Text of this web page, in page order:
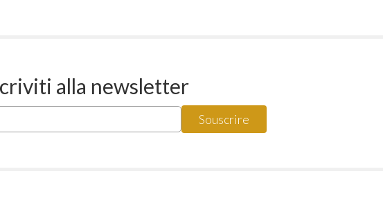
alla newsletter